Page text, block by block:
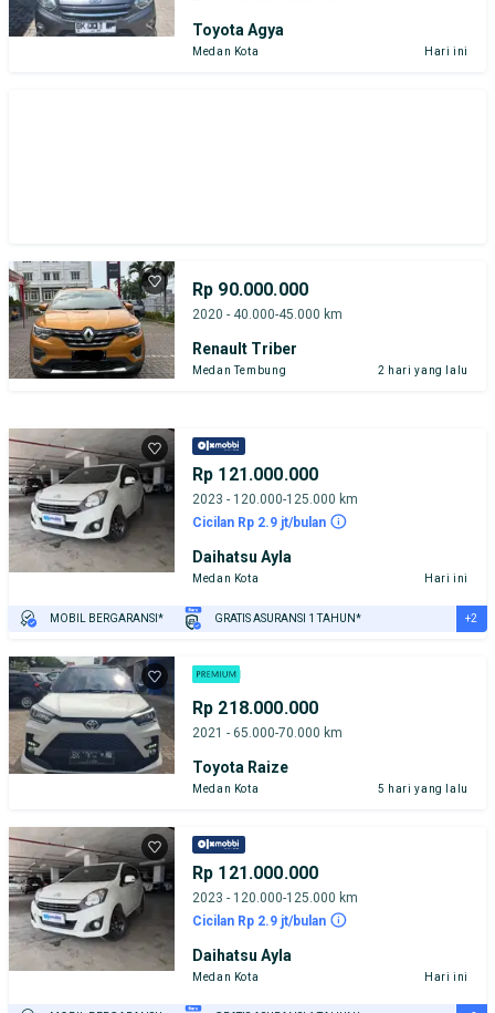
Toyota Agya
Medan Kota Hari ini
Rp 90.000.000
2020 - 40.000-45.000 km
Renault Triber
Medan Tembung 2 hari yang lalu
Rp 121.000.000
2023 - 120.000-125.000 km
Cicilan Rp 2.9 jt/bulan
Daihatsu Ayla
Medan Kota Hari ini
MOBIL BERGARANSI* GRATIS ASURANSI 1 TAHUN* +2
Rp 218.000.000
2021 - 65.000-70.000 km
Toyota Raize
Medan Kota 5 hari yang lalu
Rp 121.000.000
2023 - 120.000-125.000 km
Cicilan Rp 2.9 jt/bulan
Daihatsu Ayla
Medan Kota Hari ini